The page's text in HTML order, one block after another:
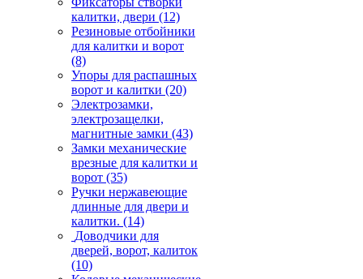
калитки, двери (12)
Резиновые отбойники
для калитки и ворот
(8)
Упоры для распашных
ворот и калитки (20)
Электрозамки,
электрозащелки,
магнитные замки (43)
Замки механические
врезные для калитки и
ворот (35)
Ручки нержавеющие
длинные для двери и
калитки. (14)
Доводчики для
дверей, ворот, калиток
(10)